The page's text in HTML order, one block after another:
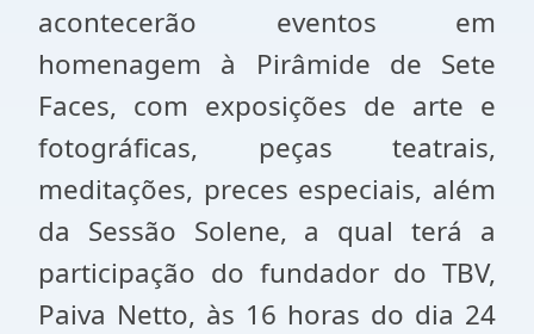
acontecerão eventos em
homenagem à Pirâmide de Sete
Faces, com exposições de arte e
fotográficas, peças teatrais,
meditações, preces especiais, além
da Sessão Solene, a qual terá a
participação do fundador do TBV,
Paiva Netto, às 16 horas do dia 24